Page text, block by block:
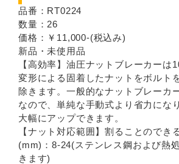
品番：RT0224
数量：26
価格：￥11,000-(税込み)
新品・未使用品
【高効率】油圧ナットブレーカーは
変形による固着したナットをボルト
除きます。一般的なナットブレーカ
なので、単純な手動式より省力にな
大幅にアップできます。
【ナット対応範囲】割ることのでき
(mm)：8-24(ステンレス鋼および熱
きます)